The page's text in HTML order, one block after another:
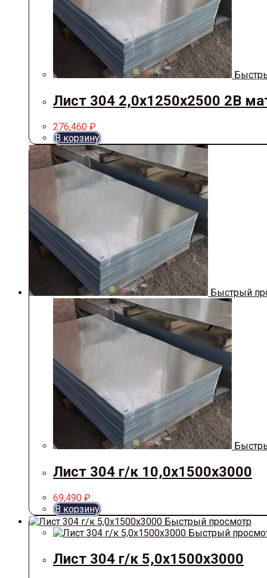
Лист 304 2,0х1250х2500 2В
276,460 ₽
В корзину
Быстрый
Лист 304 г/к 10,0х1500х3000
69,490 ₽
В корзину
Быстрый просмотр
Быстрый
Лист 304 г/к 5,0х1500х3000